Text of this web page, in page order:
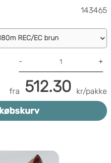
betyder, at materialet
puder, som kan
og fiksering af
længde på
og behov.
143465
- +
fra 512.30 kr/pakke